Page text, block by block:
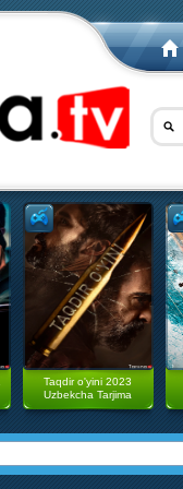
Taqdir o'yini 2023
Uzbekcha Tarjima